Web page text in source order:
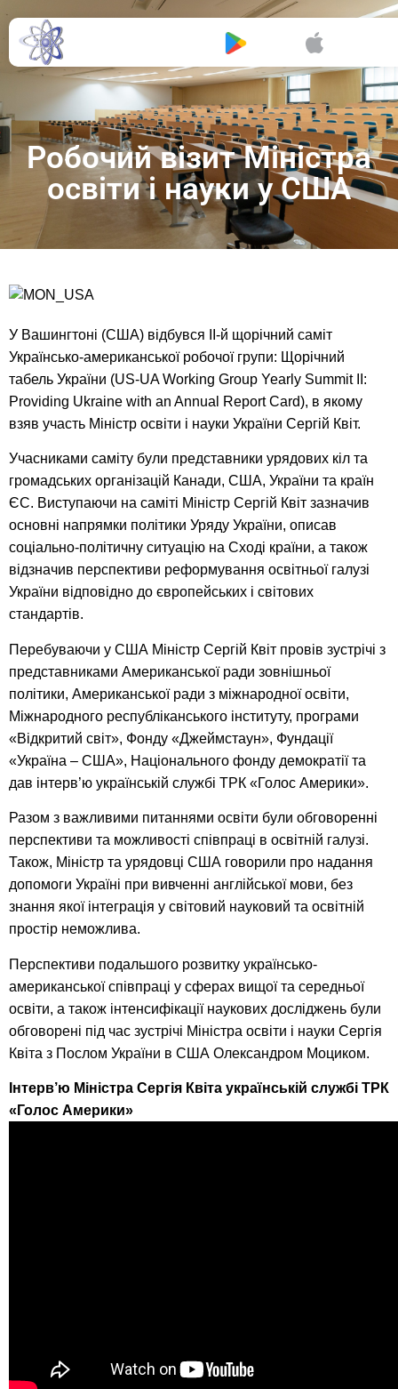
Робочий візит Міністра
освіти і науки у США
У Вашингтоні (США) відбувся ІІ-й щорічний саміт
Українсько-американської робочої групи: Щорічний
табель України (US-UA Working Group Yearly Summit II:
Providing Ukraine with an Annual Report Сard), в якому
взяв участь Міністр освіти і науки України Сергій Квіт.
Учасниками саміту були представники урядових кіл та
громадських організацій Канади, США, України та країн
ЄС. Виступаючи на саміті Міністр Сергій Квіт зазначив
основні напрямки політики Уряду України, описав
соціально-політичну ситуацію на Сході країни, а також
відзначив перспективи реформування освітньої галузі
України відповідно до європейських і світових
стандартів.
Перебуваючи у США Міністр Сергій Квіт провів зустрічі з
представниками Американської ради зовнішньої
політики, Американської ради з міжнародної освіти,
Міжнародного республіканського інституту, програми
«Відкритий світ», Фонду «Джеймстаун», Фундації
«Україна – США», Національного фонду демократії та
дав інтерв’ю українській службі ТРК «Голос Америки».
Разом з важливими питаннями освіти були обговоренні
перспективи та можливості співпраці в освітній галузі.
Також, Міністр та урядовці США говорили про надання
допомоги Україні при вивченні англійської мови, без
знання якої інтеграція у світовий науковий та освітній
простір неможлива.
Перспективи подальшого розвитку українсько-
американської співпраці у сферах вищої та середньої
освіти, а також інтенсифікації наукових досліджень були
обговорені під час зустрічі Міністра освіти і науки Сергія
Квіта з Послом України в США Олександром Моциком.
Інтерв’ю Міністра Сергія Квіта українській службі ТРК
«Голос Америки»